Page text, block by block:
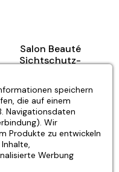
Salon Beauté
Sichtschutz-
speichern
die auf einem
Navigationsdaten
Wir
Produkte zu entwickeln
Werbung